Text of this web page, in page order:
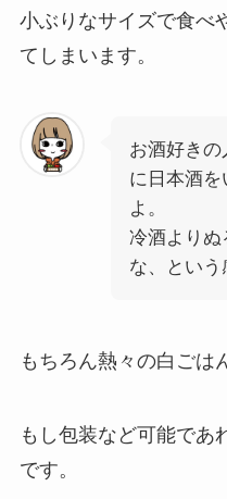
小ぶりなサイズで食べ
てしまいます。
お酒好き
に日本酒
よ。
冷酒よりぬ
な、という
もちろん熱々の白ごは
もし包装など可能であ
です。